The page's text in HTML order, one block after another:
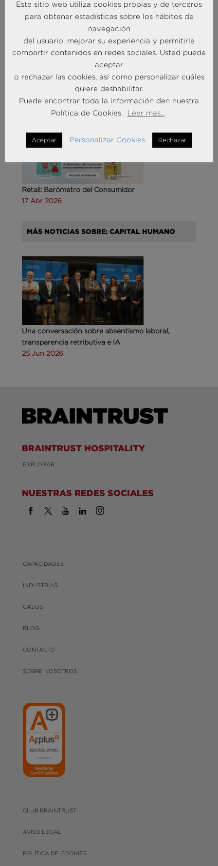
Agencias de viajes: del mostrador al taller de
experiencias
MÁS NOTICIAS SOBRE: CUSTOMER
EXPERIENCE
Retail: Barómetro del Consumidor
17 Abr 2026
MÁS NOTICIAS SOBRE: CAPITAL HUMANO
Una conversación sobre absentismo laboral,
transparencia retributiva e IA
25 Jun 2026
BRAINTRUST HOSPITALITY
EXPLORAR
NUESTRAS REDES SOCIALES
CAPACIDADES
INDUSTRIAS
CASOS
BLOG
CONTACTO
SOBRE NOSOTROS
CLUB BRAINTRUST
AVISO LEGAL
POLÍTICA DE COOKIES
Este sitio web utiliza cookies propias y de terceros
para obtener estadísticas sobre los hábitos de
navegación
del usuario, mejorar su experiencia y permitirle
compartir contenidos en redes sociales. Usted puede
aceptar
o rechazar las cookies, así como personalizar cuáles
quiere deshabilitar.
Puede encontrar toda la información den nuestra
Política de Cookies.
Leer mas...
Aceptar Personalizar Cookies Rechazar